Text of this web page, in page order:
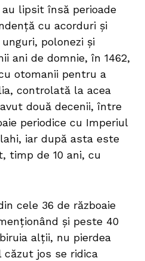
lipsit însă perioade
cu acorduri și
polonezi și
ani de domnie, în 1462,
otomanii pentru a
controlată la acea
două decenii, între
periodice cu Imperiul
iar după asta este
timp de 10 ani, cu
cele 36 de războaie
și peste 40
alții, nu pierdea
căzut jos se ridica